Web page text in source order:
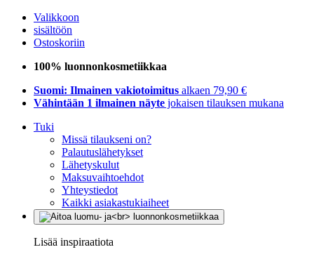
Valikkoon
sisältöön
Ostoskoriin
100% luonnonkosmetiikkaa
Suomi: Ilmainen vakiotoimitus alkaen 79,90 €
Vähintään 1 ilmainen näyte jokaisen tilauksen mukana
Tuki
Missä tilaukseni on?
Palautuslähetykset
Lähetyskulut
Maksuvaihtoehdot
Yhteystiedot
Kaikki asiakastukiaiheet
Lisää inspiraatiota